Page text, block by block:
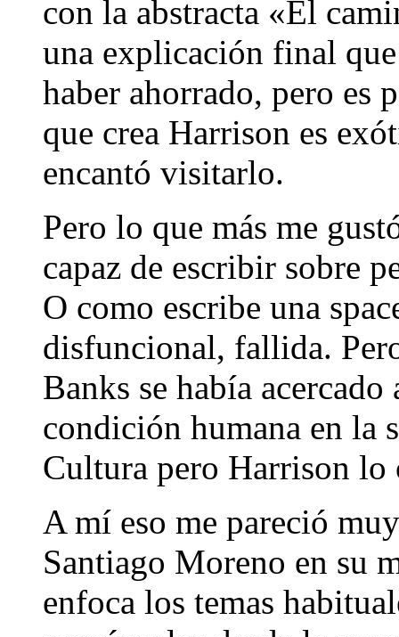
con la abstracta «El
una explicación final
haber ahorrado, pero es
que crea Harrison es
encantó visitarlo.
Pero lo que más me
capaz de escribir sobre
O como escribe una
disfuncional, fallida.
Banks se había
condición humana en la
Cultura pero Harrison lo
A mí eso me pareció
Santiago Moreno en su
enfoca los temas